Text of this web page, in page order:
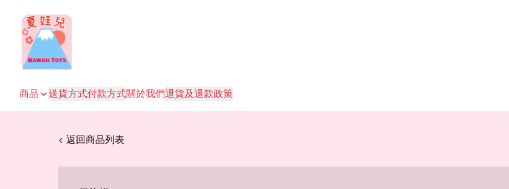
商品 送貨方式付款方式關於我們退貨及退款政策
< 返回商品列表